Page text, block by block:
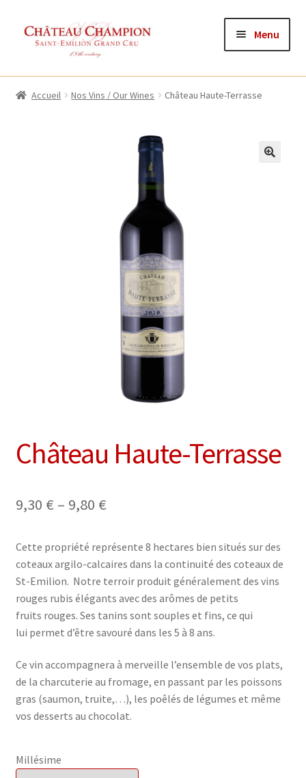
Aller
navigation
Aller
Menu
Accueil
Validation de la commande
Accueil Nos Vins / Our Wines Château Haute-Terrasse
Château Haute-Terrasse
9,30 € – 9,80 €
Cette propriété représente 8 hectares bien situés sur des
coteaux argilo-calcaires dans la continuité des coteaux de
St-Emilion. Notre terroir produit généralement des vins
rouges rubis élégants avec des arômes de petits
fruits rouges. Ses tanins sont souples et fins, ce qui
lui permet d’être savouré dans les 5 à 8 ans.
Ce vin accompagnera à merveille l’ensemble de vos plats,
de la charcuterie au fromage, en passant par les poissons
gras (saumon, truite,…), les poêlés de légumes et même
vos desserts au chocolat.
Millésime